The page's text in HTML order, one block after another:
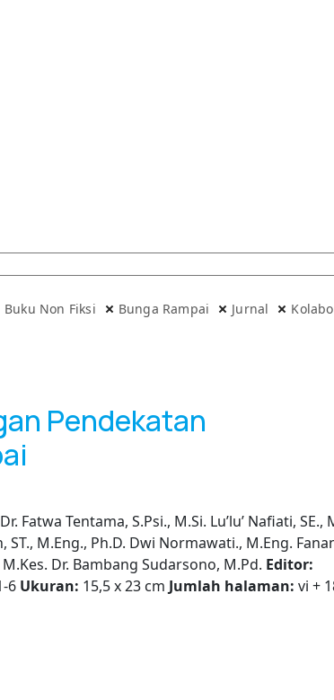
Buku Non Fiksi Bunga Rampai Jurnal
Pendekatan
Fatwa Tentama, S.Psi., M.Si. Lu’lu’ Nafiati, SE.,
M.Eng., Ph.D. Dwi Normawati., M.Eng.
Dr. Bambang Sudarsono, M.Pd. Editor:
6 Ukuran: 15,5 x 23 cm Jumlah halaman: vi +